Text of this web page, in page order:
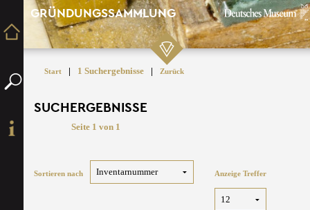
GRÜNDUNGSSAMMLUNG
Start | 1 Suchergebnisse | Zurück
SUCHERGEBNISSE
Seite 1 von 1
Sortieren nach Anzeige Treffer